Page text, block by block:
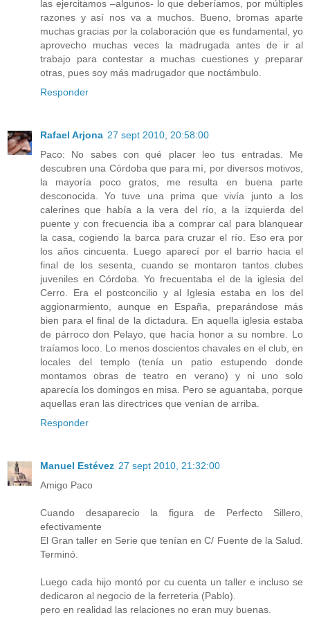
las ejercitamos –algunos- lo que deberíamos, por múltiples
razones y así nos va a muchos. Bueno, bromas aparte
muchas gracias por la colaboración que es fundamental, yo
aprovecho muchas veces la madrugada antes de ir al
trabajo para contestar a muchas cuestiones y preparar
otras, pues soy más madrugador que noctámbulo.
Responder
Rafael Arjona 27 sept 2010, 20:58:00
Paco: No sabes con qué placer leo tus entradas. Me
descubren una Córdoba que para mí, por diversos motivos,
la mayoría poco gratos, me resulta en buena parte
desconocida. Yo tuve una prima que vivía junto a los
calerines que había a la vera del río, a la izquierda del
puente y con frecuencia iba a comprar cal para blanquear
la casa, cogiendo la barca para cruzar el río. Eso era por
los años cincuenta. Luego aparecí por el barrio hacia el
final de los sesenta, cuando se montaron tantos clubes
juveniles en Córdoba. Yo frecuentaba el de la iglesia del
Cerro. Era el postconcilio y al Iglesia estaba en los del
aggionarmiento, aunque en España, preparándose más
bien para el final de la dictadura. En aquella iglesia estaba
de párroco don Pelayo, que hacía honor a su nombre. Lo
traíamos loco. Lo menos doscientos chavales en el club, en
locales del templo (tenía un patio estupendo donde
montamos obras de teatro en verano) y ni uno solo
aparecía los domingos en misa. Pero se aguantaba, porque
aquellas eran las directrices que venían de arriba.
Responder
Manuel Estévez 27 sept 2010, 21:32:00
Amigo Paco
Cuando desaparecio la figura de Perfecto Sillero,
efectivamente
El Gran taller en Serie que tenían en C/ Fuente de la Salud.
Terminó.
Luego cada hijo montó por cu cuenta un taller e incluso se
dedicaron al negocio de la ferreteria (Pablo).
pero en realidad las relaciones no eran muy buenas.